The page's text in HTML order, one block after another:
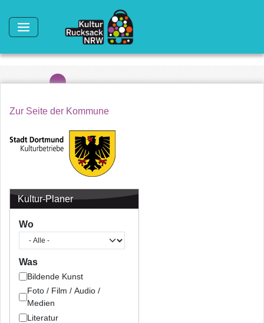
Zur Seite der Kommune
Kultur-Planer
Wo
Was
Bildende Kunst
Foto / Film / Audio /
Medien
Literatur